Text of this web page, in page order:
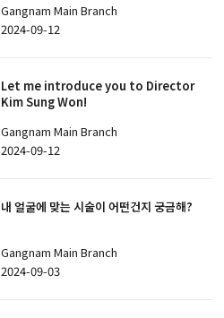
Gangnam Main Branch
2024-09-12
Let me introduce you to Director
Kim Sung Won!
Gangnam Main Branch
2024-09-12
내 얼굴에 맞는 시술이 어떤건지 궁금해?
Gangnam Main Branch
2024-09-03